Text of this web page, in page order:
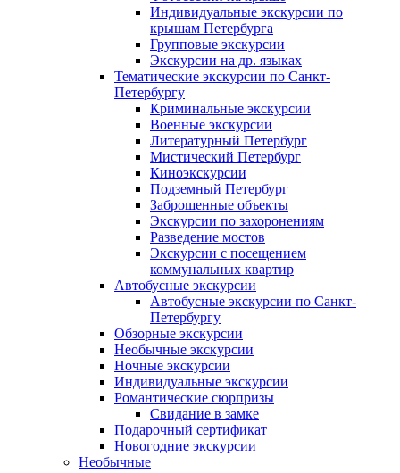
Индивидуальные экскурсии по
крышам Петербурга
Групповые экскурсии
Экскурсии на др. языках
Тематические экскурсии по Санкт-
Петербургу
Криминальные экскурсии
Военные экскурсии
Литературный Петербург
Мистический Петербург
Киноэкскурсии
Подземный Петербург
Заброшенные объекты
Экскурсии по захоронениям
Разведение мостов
Экскурсии с посещением
коммунальных квартир
Автобусные экскурсии
Автобусные экскурсии по Санкт-
Петербургу
Обзорные экскурсии
Необычные экскурсии
Ночные экскурсии
Индивидуальные экскурсии
Романтические сюрпризы
Свидание в замке
Подарочный сертификат
Новогодние экскурсии
Необычные